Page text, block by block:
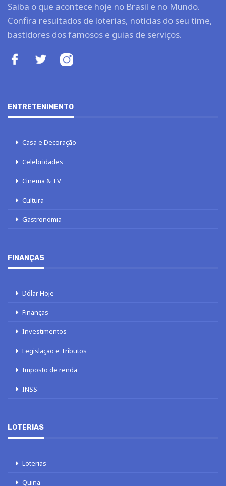
Saiba o que acontece hoje no Brasil e no Mundo.
Confira resultados de loterias, notícias do seu time,
bastidores dos famosos e guias de serviços.
ENTRETENIMENTO
Casa e Decoração
Celebridades
Cinema & TV
Cultura
Gastronomia
FINANÇAS
Dólar Hoje
Finanças
Investimentos
Legislação e Tributos
Imposto de renda
INSS
LOTERIAS
Loterias
Quina